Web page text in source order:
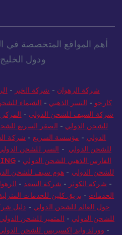
أهم المواقع المتخصصة في
شركة الرهوان شركة الخير-
كارجو -النسر الذهبي -الشيماء
شركة السيف للشحن الدولي -
للشحن الدولي-الصقر السريع
الدولي- مؤسسة السريع-شركة
للشحن الدولي
-النسر للشحن
الفارس الذهبي للشحن الدولي-
للشحن الدولي-هوم سيف للشحن
-شركة الكوثر -شركة السعد-
الخدمات-بريق كلين للخدمات
حول العالم للشحن الدولي-دليل
للشحن الدولي -المتميز للشحن الدولي